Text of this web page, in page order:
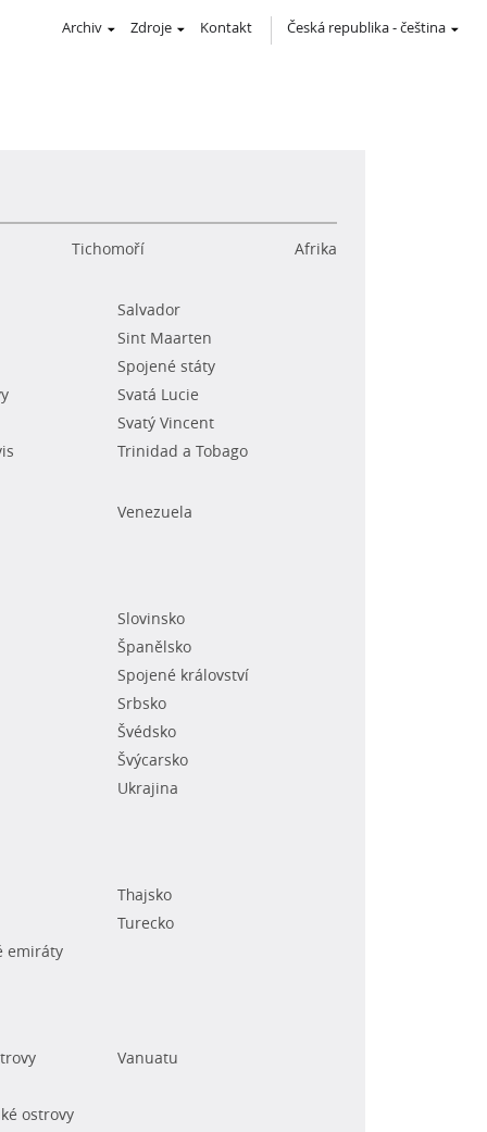
Archiv Zdroje Kontakt Česká republika-čeština
Tichomoří Afrika
Salvador
Sint Maarten
Spojené státy
Svatá Lucie
Svatý Vincent
Trinidad a Tobago
Venezuela
Slovinsko
Španělsko
Spojené království
Srbsko
Švédsko
Švýcarsko
Ukrajina
emiráty
Thajsko
Turecko
ostrovy
Vanuatu